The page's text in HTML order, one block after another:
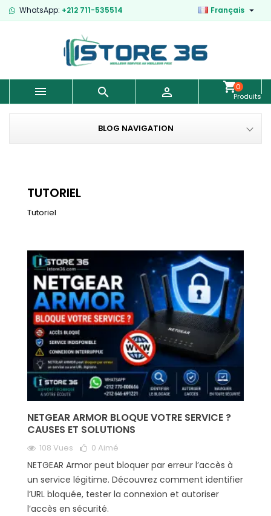
WhatsApp: +212 711-535514 Français 
  
0
Produits
-
0,00 €
BLOG NAVIGATION
TUTORIEL
Tutoriel
NETGEAR ARMOR BLOQUE VOTRE SERVICE ?
CAUSES ET SOLUTIONS
108 Vues 0 Aimé
NETGEAR Armor peut bloquer par erreur l’accès à
un service légitime. Découvrez comment identifier
l’URL bloquée, tester la connexion et autoriser
l’accès en sécurité.